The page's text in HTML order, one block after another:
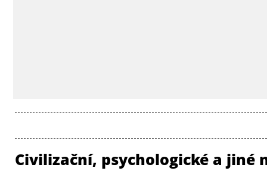
Civilizační, psychologické a jiné